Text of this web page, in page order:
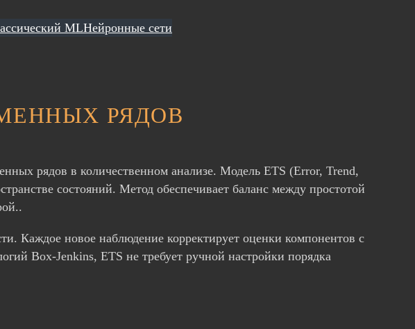
MLНейронные сети
РЯДОВ
рядов в количественном анализе. Модель ETS (Error, Trend,
состояний. Метод обеспечивает баланс между простотой
Каждое новое наблюдение корректирует оценки компонентов с
Box-Jenkins, ETS не требует ручной настройки порядка